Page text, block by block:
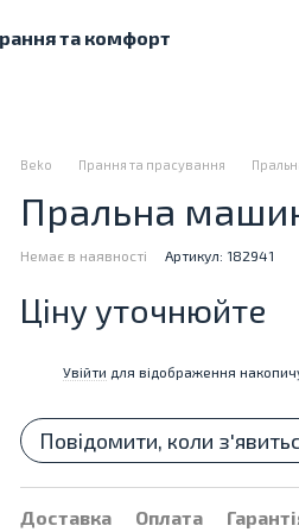
та комфорт
Beko Прання та прасування
Пральна
Немає в наявності Артикул: 182941
Ціну уточнюйте
Увійти для відображення
Повідомити, коли
Доставка Оплата